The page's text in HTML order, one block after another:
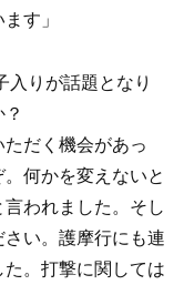
す」
りが話題となり
ただく機会があっ
何かを変えないと
われました。そし
い。護摩行にも連
。打撃に関しては